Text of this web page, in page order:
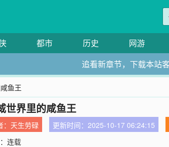
都市 历史 网游
追看新章节，下载本站
鱼王
世界里的咸鱼王
天生劳碌 更新时间：2025-10-17 06:24:15
连载